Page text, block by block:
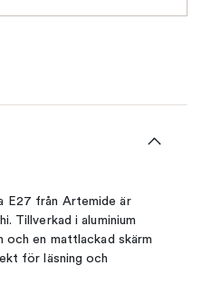
E27 från Artemide är
Tillverkad i aluminium
och en mattlackad skärm
för läsning och